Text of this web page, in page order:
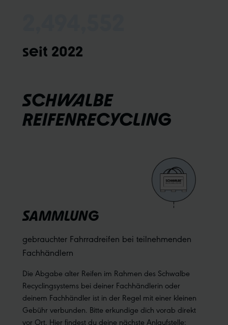
seit 2022
SCHWALBE
REIFENRECYCLING
SAMMLUNG
gebrauchter Fahrradreifen bei teilnehmenden
Fachhändlern
Die Abgabe alter Reifen im Rahmen des Schwalbe
Recyclingsystems bei deiner Fachhändlerin oder
deinem Fachhändler ist in der Regel mit einer kleinen
Gebühr verbunden. Bitte erkundige dich vorab direkt
vor Ort. Hier findest du deine nächste Anlaufstelle: